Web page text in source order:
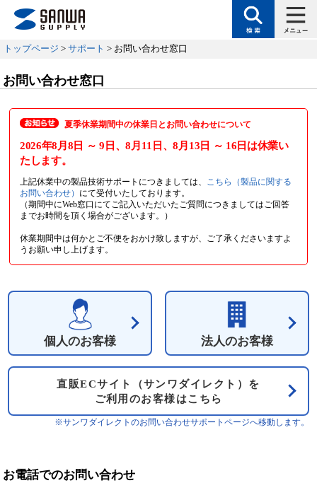
トップページ > サポート > お問い合わせ窓口
お問い合わせ窓口
夏季休業期間中の休業日とお問い合わせについて
2026年8月8日 ～ 9日 、8月11日 、8月13日 ～ 16日 は休業い
たします。
上記休業中の製品技術サポートにつきましては、
こちら（製品に関する
お問い合わせ） にて受付いたしております。
（期間中にWeb窓口にてご記入いただいたご質問につきましてはご回答
までお時間を頂く場合がございます。）
休業期間中は何かとご不便をおかけ致しますが、ご了承くださいますよ
うお願い申し上げます。
個人のお客様 法人のお客様
直販ECサイト（サンワダイレクト）を
ご利用のお客様はこちら
※サンワダイレクトのお問い合わせサポートページへ移動します。
お電話でのお問い合わせ